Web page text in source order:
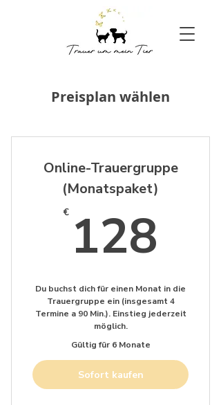
Preisplan wählen
Online-Trauergruppe
(Monatspaket)
€ 128
Du buchst dich für einen Monat in die
Trauergruppe ein (insgesamt 4
Termine a 90 Min.). Einstieg jederzeit
möglich.
Gültig für 6 Monate
Sofort kaufen